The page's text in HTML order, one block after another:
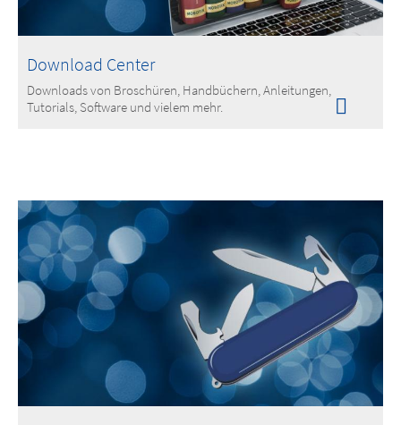
Download Center
Downloads von Broschüren, Handbüchern, Anleitungen,
Tutorials, Software und vielem mehr.